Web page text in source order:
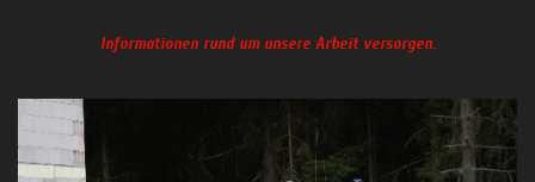
Informationen rund um unsere Arbeit versorgen.